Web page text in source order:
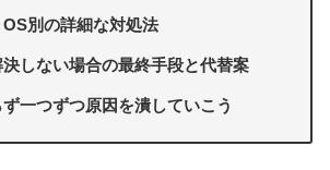
別の詳細な対処法
しない場合の最終手段と代替案
一つずつ原因を潰していこう